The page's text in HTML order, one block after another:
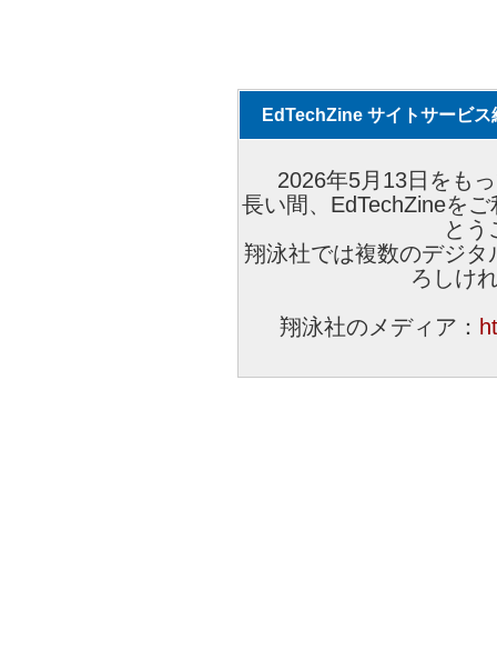
EdTechZine サイトサービス
2026年5月13日をも
長い間、EdTechZineを
とう
翔泳社では複数のデジ
ろしけ
翔泳社のメディア：